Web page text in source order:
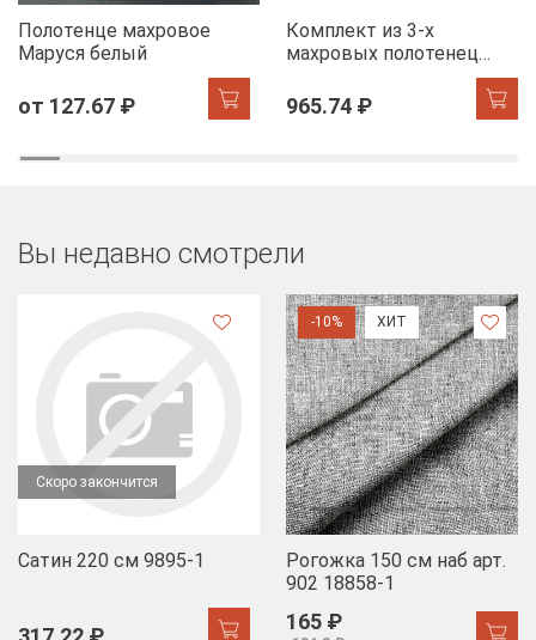
Полотенце махровое
Маруся белый
от 127.67 ₽
Комплект из 3-х
махровых полотенец
FLOOX бордюр Диана,
черный
965.74 ₽
Вы недавно смотрели
Скоро закончится
Сатин 220 см 9895-1
-10% ХИТ
Рогожка 150 см наб арт.
902 18858-1
165 ₽